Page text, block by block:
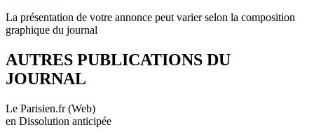
La présentation de votre annonce peut varier selon la composition
graphique du journal
AUTRES PUBLICATIONS DU
JOURNAL
Le Parisien.fr (Web)
en Dissolution anticipée